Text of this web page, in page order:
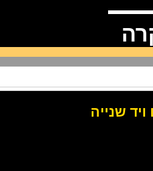
שנייה